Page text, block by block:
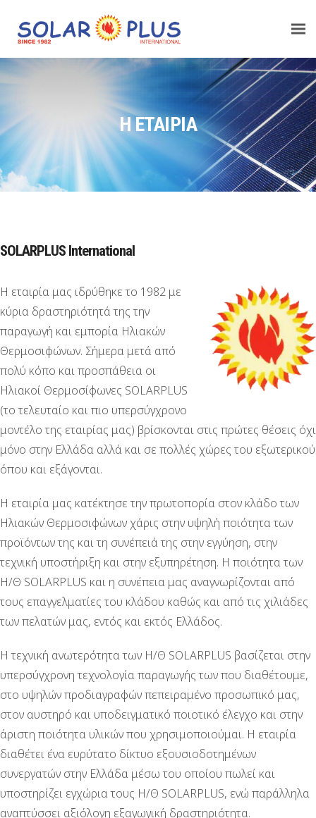
Η ΕΤΑΙΡΊΑ
SOLARPLUS International
Η εταιρία μας ιδρύθηκε το 1982 με
κύρια δραστηριότητά της την
παραγωγή και εμπορία Ηλιακών
Θερμοσιφώνων. Σήμερα μετά από
πολύ κόπο και προσπάθεια οι
Ηλιακοί Θερμοσίφωνες SOLARPLUS
(το τελευταίο και πιο υπερσύγχρονο
μοντέλο της εταιρίας μας) βρίσκονται στις πρώτες θέσεις όχι
μόνο στην Ελλάδα αλλά και σε πολλές χώρες του εξωτερικού
όπου και εξάγονται.
Η εταιρία μας κατέκτησε την πρωτοπορία στον κλάδο των
Ηλιακών Θερμοσιφώνων χάρις στην υψηλή ποιότητα των
προϊόντων της και τη συνέπειά της στην εγγύηση, στην
τεχνική υποστήριξη και στην εξυπηρέτηση. Η ποιότητα των
Η/Θ SOLARPLUS και η συνέπεια μας αναγνωρίζονται από
τους επαγγελματίες του κλάδου καθώς και από τις χιλιάδες
των πελατών μας, εντός και εκτός Ελλάδος.
Η τεχνική ανωτερότητα των Η/Θ SOLARPLUS βασίζεται στην
υπερσύγχρονη τεχνολογία παραγωγής των που διαθέτουμε,
στο υψηλών προδιαγραφών πεπειραμένο προσωπικό μας,
στον αυστηρό και υποδειγματικό ποιοτικό έλεγχο και στην
άριστη ποιότητα υλικών που χρησιμοποιούμαι. Η εταιρία
διαθέτει ένα ευρύτατο δίκτυο εξουσιοδοτημένων
συνεργατών στην Ελλάδα μέσω του οποίου πωλεί και
υποστηρίζει εγχώρια τους Η/Θ SOLARPLUS, ενώ παράλληλα
αναπτύσσει αξιόλογη εξαγωγική δραστηριότητα.